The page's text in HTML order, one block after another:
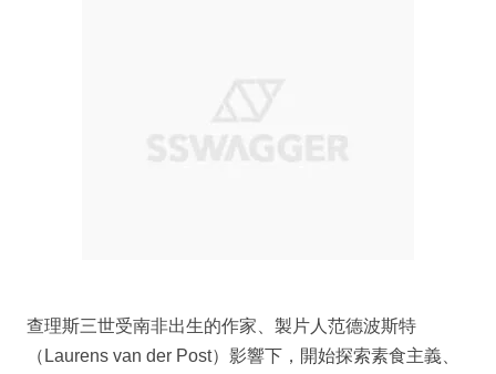
查理斯三世受南非出生的作家、製片人范德波斯特
（Laurens van der Post）影響下，開始探索素食主義、